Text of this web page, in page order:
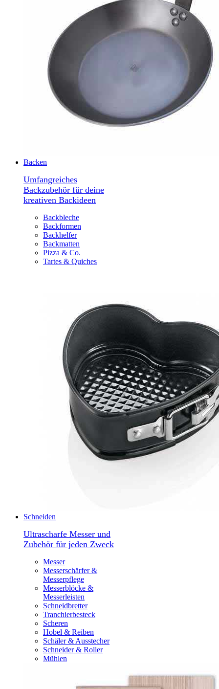
Backen
Umfangreiches
Backzubehör für deine
kreativen Backideen
Backbleche
Backformen
Backhelfer
Backmatten
Pizza & Co.
Tartes & Quiches
Schneiden
Ultrascharfe Messer und
Zubehör für jeden Zweck
Messer
Messerschärfer &
Messerpflege
Messerblöcke &
Messerleisten
Schneidbretter
Tranchierbesteck
Scheren
Hobel & Reiben
Schäler & Ausstecher
Schneider & Roller
Mühlen